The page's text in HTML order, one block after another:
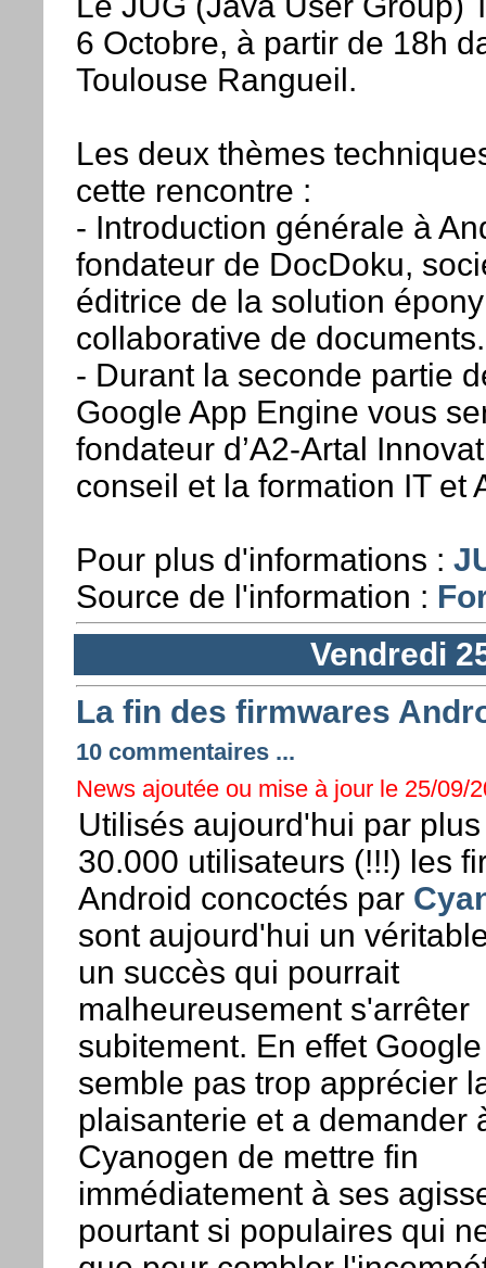
6 Octobre, à partir de 18h
Toulouse Rangueil.
Les deux thèmes
cette rencontre :
- Introduction générale à
fondateur de DocDoku,
éditrice de la solution
collaborative de documents.
- Durant la seconde partie
Google App Engine vous
fondateur d’A2-Artal
conseil et la formation IT et
Pour plus d'informations :
Source de l'information :
Vendredi
La fin des firmwares
10 commentaires ...
News ajoutée ou mise à jour le 25/09/
Utilisés aujourd'hui par
30.000 utilisateurs (!!!) les
Android concoctés par
sont aujourd'hui un
un succès qui pourrait
malheureusement s'arrêter
subitement. En effet
semble pas trop apprécier
plaisanterie et a demander
Cyanogen de mettre fin
immédiatement à ses
pourtant si populaires qui